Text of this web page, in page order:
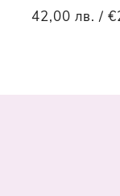
42,00 лв. /